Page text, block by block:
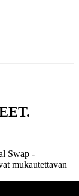
Swap -
mukautettavan